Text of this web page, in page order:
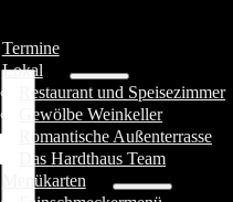
Termine
Lokal
Restaurant und Speisezimmer
Gewölbe Weinkeller
Romantische Außenterrasse
Das Hardthaus Team
Menükarten